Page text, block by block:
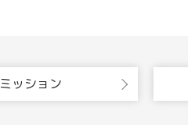
ミッション